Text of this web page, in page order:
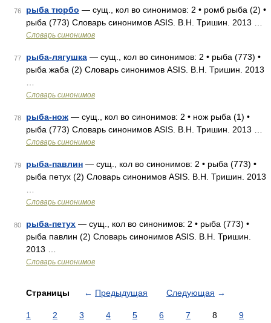
76 рыба тюрбо — сущ., кол во синонимов: 2 • ромб рыба (2) •
рыба (773) Словарь синонимов ASIS. В.Н. Тришин. 2013 …
Словарь синонимов
77 рыба-лягушка — сущ., кол во синонимов: 2 • рыба (773) •
рыба жаба (2) Словарь синонимов ASIS. В.Н. Тришин. 2013
Словарь синонимов
78 рыба-нож — сущ., кол во синонимов: 2 • нож рыба (1) •
рыба (773) Словарь синонимов ASIS. В.Н. Тришин. 2013 …
Словарь синонимов
79 рыба-павлин — сущ., кол во синонимов: 2 • рыба (773) •
рыба петух (2) Словарь синонимов ASIS. В.Н. Тришин. 2013
Словарь синонимов
80 рыба-петух — сущ., кол во синонимов: 2 • рыба (773) •
рыба павлин (2) Словарь синонимов ASIS. В.Н. Тришин.
2013 …
Словарь синонимов
Страницы ← Предыдущая Следующая →
1 2 3 4 5 6 7 8
9